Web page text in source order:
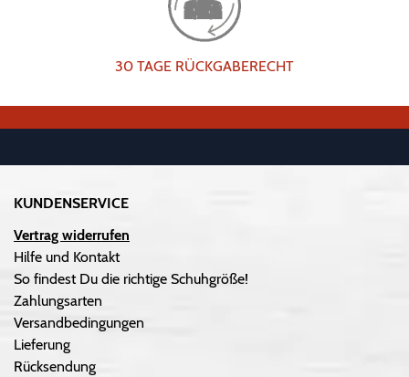
30 TAGE RÜCKGABERECHT
KUNDENSERVICE
Vertrag widerrufen
Hilfe und Kontakt
So findest Du die richtige Schuhgröße!
Zahlungsarten
Versandbedingungen
Lieferung
Rücksendung